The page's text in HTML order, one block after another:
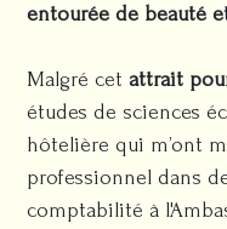
entourée de beauté
Malgré cetattrait
études de sciences
hôtelière qui m’ont
professionnel dans
comptabilité à